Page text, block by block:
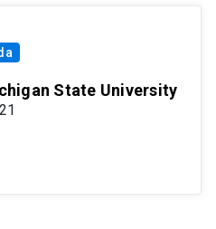
State University